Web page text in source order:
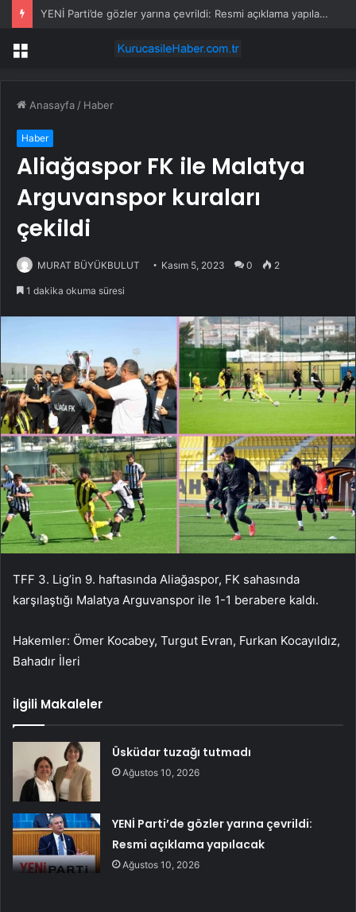
YENİ Parti’de gözler yarına çevrildi: Resmi açıklama yapılacak
Menü
Anasayfa / Haber
Haber
Aliağaspor FK ile Malatya
Arguvanspor kuraları
çekildi
MURAT BÜYÜKBULUT Kasım 5, 2023 0 2
1 dakika okuma süresi
TFF 3. Lig’in 9. haftasında Aliağaspor, FK sahasında
karşılaştığı Malatya Arguvanspor ile 1-1 berabere kaldı.
Hakemler: Ömer Kocabey, Turgut Evran, Furkan Kocayıldız,
Bahadır İleri
İlgili Makaleler
Üsküdar tuzağı tutmadı
Ağustos 10, 2026
YENİ Parti’de gözler yarına çevrildi:
Resmi açıklama yapılacak
Ağustos 10, 2026